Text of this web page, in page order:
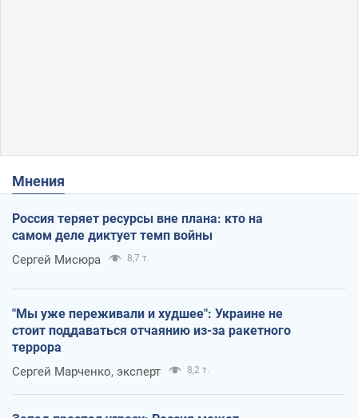
Мнения
Россия теряет ресурсы вне плана: кто на
самом деле диктует темп войны
Сергей Мисюра 8,7 т.
"Мы уже переживали и худшее": Украине не
стоит поддаваться отчаянию из-за ракетного
террора
Сергей Марченко, эксперт 8,2 т.